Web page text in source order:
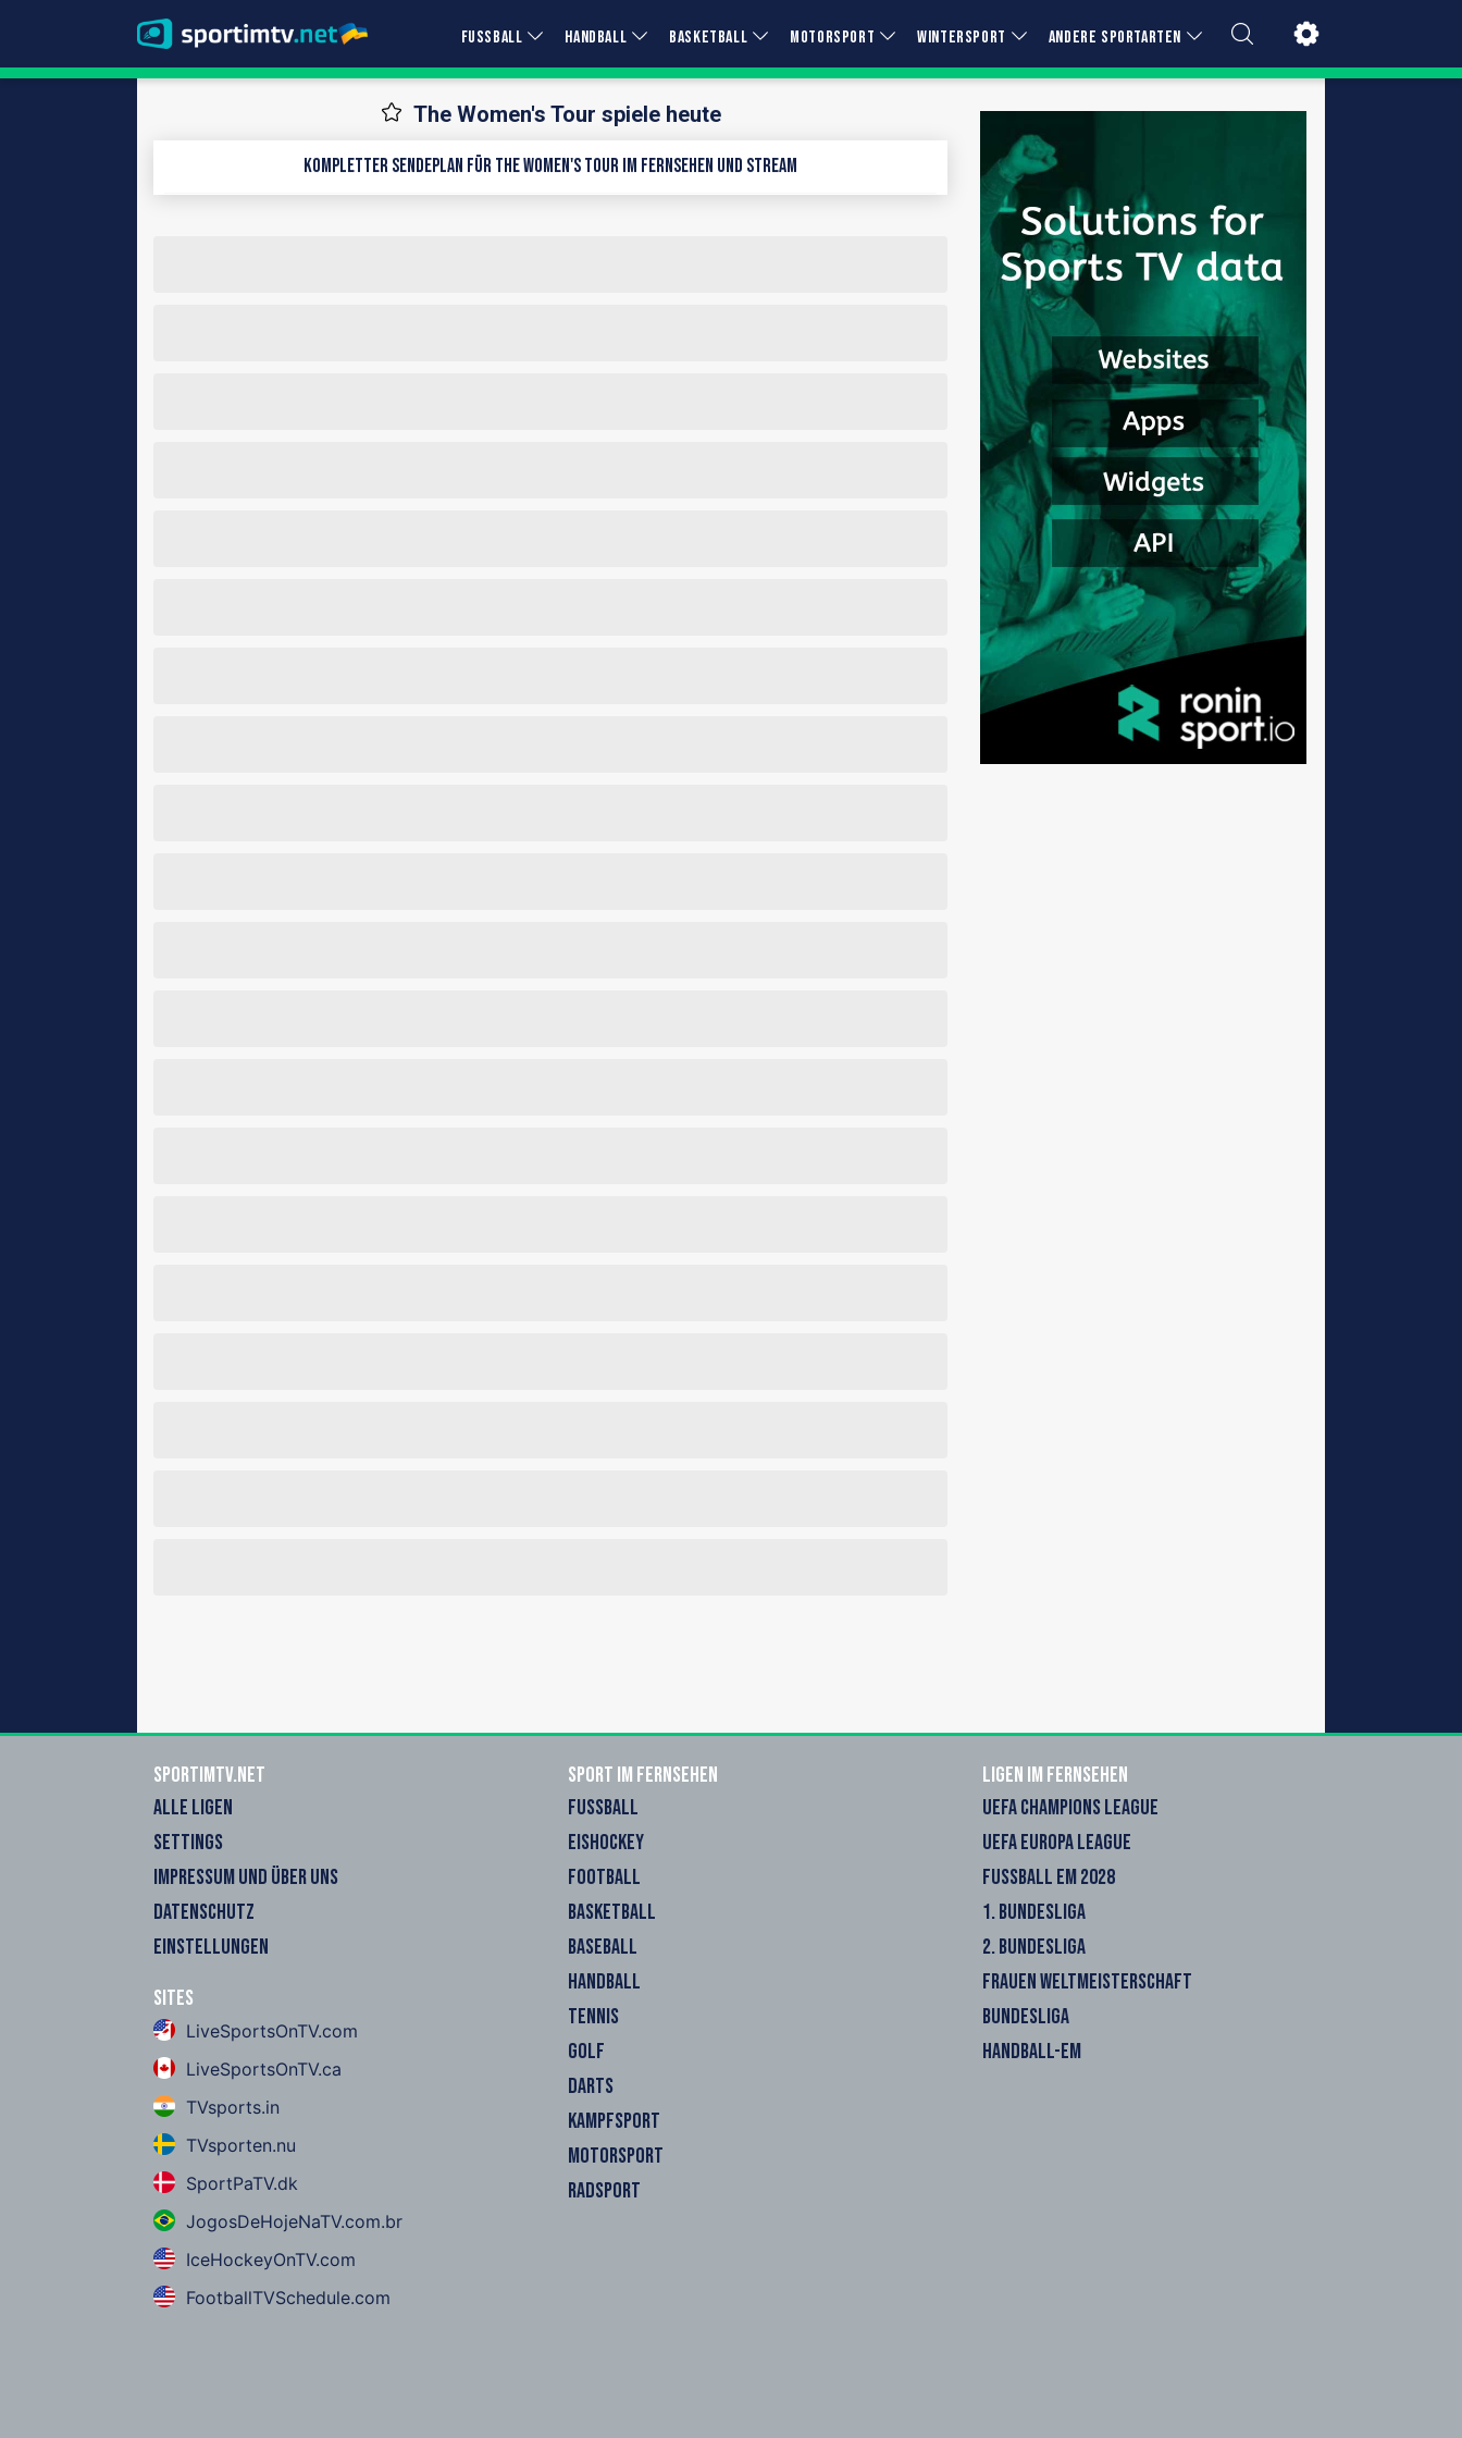
FUSSBALL HANDBALL BASKETBALL MOTORSPORT WINTERSPORT ANDERE SPORTARTEN
The Women's Tour spiele heute
Kompletter Sendeplan für The Women's Tour im Fernsehen und Stream
sportimtv.net
ALLE LIGEN
SETTINGS
IMPRESSUM UND ÜBER UNS
DATENSCHUTZ
EINSTELLUNGEN
Sites
LiveSportsOnTV.com
LiveSportsOnTV.ca
TVsports.in
TVsporten.nu
SportPaTV.dk
JogosDeHojeNaTV.com.br
IceHockeyOnTV.com
FootballTVSchedule.com
Sport im Fernsehen
FUSSBALL
EISHOCKEY
FOOTBALL
BASKETBALL
BASEBALL
HANDBALL
TENNIS
GOLF
DARTS
KAMPFSPORT
MOTORSPORT
RADSPORT
Ligen im Fernsehen
UEFA CHAMPIONS LEAGUE
UEFA EUROPA LEAGUE
FUSSBALL EM 2028
1. BUNDESLIGA
2. BUNDESLIGA
FRAUEN WELTMEISTERSCHAFT
BUNDESLIGA
HANDBALL-EM